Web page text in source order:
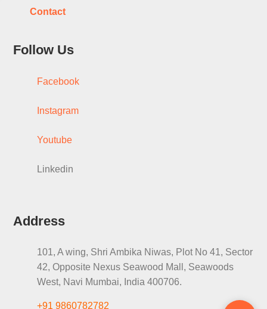
Contact
Follow Us
Facebook
Instagram
Youtube
Linkedin
Address
101, A wing, Shri Ambika Niwas, Plot No 41, Sector
42, Opposite Nexus Seawood Mall, Seawoods
West, Navi Mumbai, India 400706.
+91 9860782782